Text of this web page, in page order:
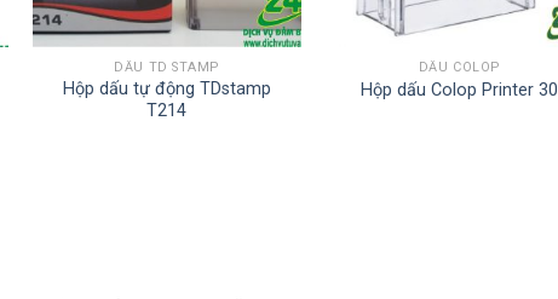
DẤU TD STAMP
Hộp dấu tự động TDstamp
T214
DẤU COLOP
Hộp dấu Colop Printer 30